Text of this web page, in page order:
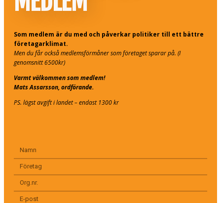
Som medlem är du med och påverkar politiker till ett bättre
företagarklimat.
Men du får också medlemsförmåner som företaget sparar på. (I
genomsnitt 6500kr)
Varmt välkommen som medlem!
Mats Assarsson, ordförande.
PS. lägst avgift i landet – endast 1300 kr